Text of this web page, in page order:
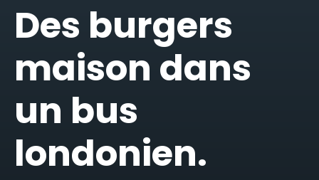
Des burgers
maison dans
un bus
londonien.